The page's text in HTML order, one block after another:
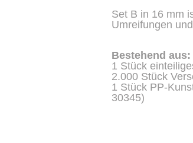
Set B in 16 mm
Umreifungen
Bestehend aus:
1 Stück
2.000 Stück
1 Stück PP-
30345)